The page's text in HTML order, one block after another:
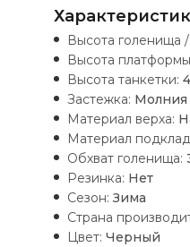
Высота голенища
Высота
Высота танкетки: 4
Застежка: Молния
Материал верха:
Материал
Обхват голенища:
Резинка: Нет
Сезон: Зима
Страна
Цвет: Черный